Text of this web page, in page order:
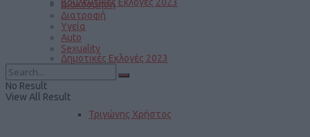
Δημοτικές Εκλογές 2023
Τριγώνης Χρήστος
Διακόσμηση
Διατροφή
Υγεία
Auto
Sexuality
No Result
View All Result